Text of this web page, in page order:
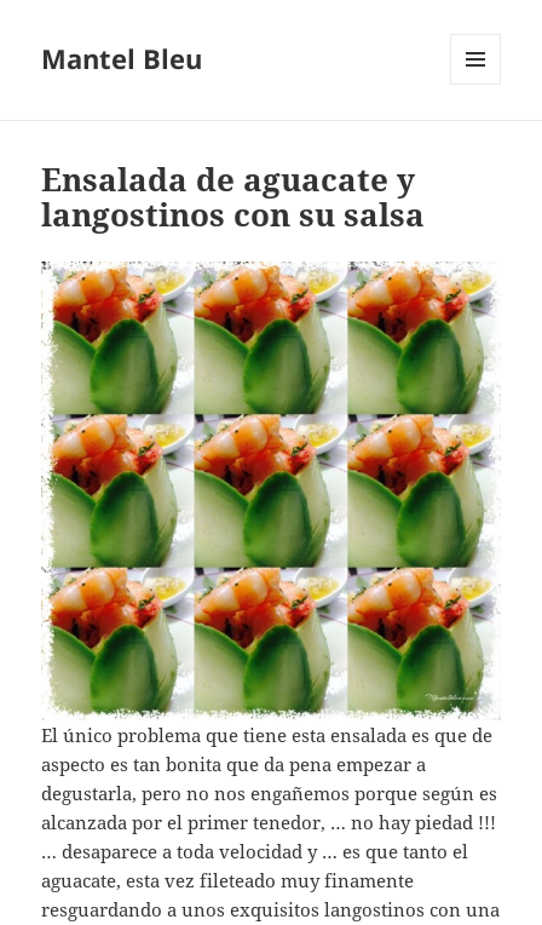
Mantel Bleu
Ensalada de aguacate y
langostinos con su salsa
El único problema que tiene esta ensalada es que de
aspecto es tan bonita que da pena empezar a
degustarla, pero no nos engañemos porque según es
alcanzada por el primer tenedor, … no hay piedad !!!
… desaparece a toda velocidad y … es que tanto el
aguacate, esta vez fileteado muy finamente
resguardando a unos exquisitos langostinos con una